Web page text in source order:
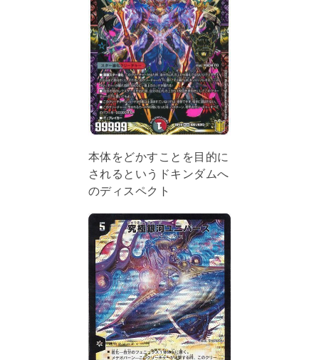
本体をどかすことを目的に
されるというドキンダムへ
のディスペクト